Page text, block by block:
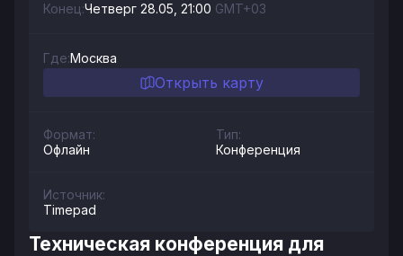
Конец:Четверг 28.05, 21:00 GMT+03
Где:Москва
Открыть карту
Формат:
Офлайн
Тип:
Конференция
Источник:
Timepad
Техническая конференция для